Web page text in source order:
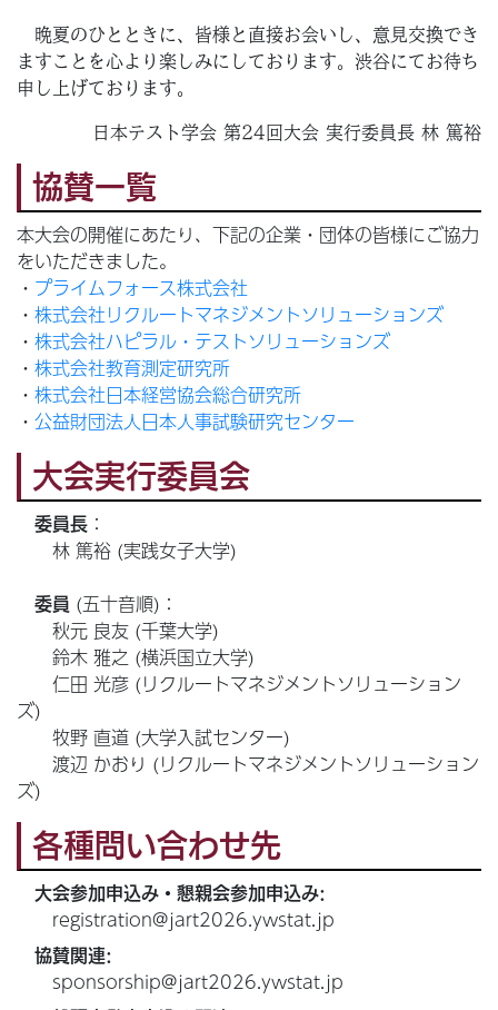
晩夏のひとときに、皆様と直接お会いし、意見交換でき
ますことを心より楽しみにしております。渋谷にてお待ち
申し上げております。
日本テスト学会 第24回大会 実行委員長 林 篤裕
協賛一覧
本大会の開催にあたり、下記の企業・団体の皆様にご協力
をいただきました。
・ プライムフォース株式会社
・ 株式会社リクルートマネジメントソリューションズ
・ 株式会社ハピラル・テストソリューションズ
・ 株式会社教育測定研究所
・ 株式会社日本経営協会総合研究所
・ 公益財団法人日本人事試験研究センター
大会実行委員会
委員長 ：
林 篤裕 (実践女子大学)
委員 (五十音順)：
秋元 良友 (千葉大学)
鈴木 雅之 (横浜国立大学)
仁田 光彦 (リクルートマネジメントソリューション
ズ)
牧野 直道 (大学入試センター)
渡辺 かおり (リクルートマネジメントソリューション
ズ)
各種問い合わせ先
大会参加申込み・懇親会参加申込み:
registration@jart2026.ywstat.jp
協賛関連:
sponsorship@jart2026.ywstat.jp